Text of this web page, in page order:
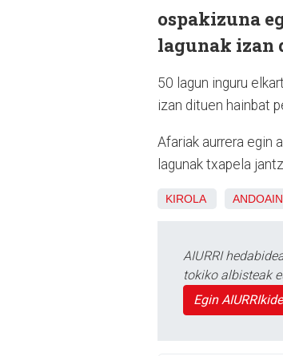
ospakizuna
lagunak izan
50 lagun inguru
izan dituen hainbat
Afariak aurrera egin
lagunak txapela
KIROLA ANDOAIN
AIURRI
tokiko albisteak
Egin